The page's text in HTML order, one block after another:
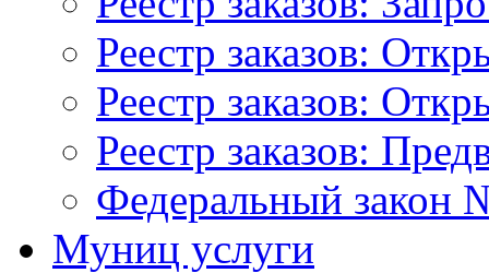
Реестр заказов:
Реестр заказов:
Реестр заказов:
Федеральный закон
Муниц услуги